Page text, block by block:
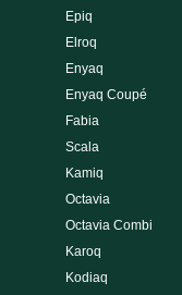
Epiq
Elroq
Enyaq
Enyaq Coupé
Fabia
Scala
Kamiq
Octavia
Octavia Combi
Karoq
Kodiaq